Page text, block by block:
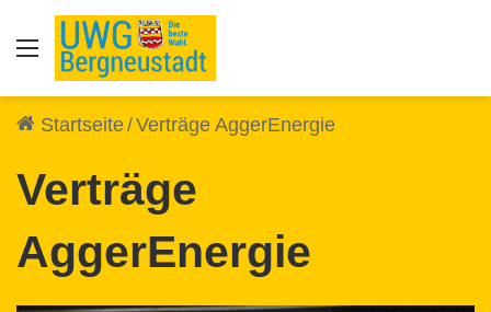
Auswahl
Startseite/Verträge AggerEnergie
Verträge
AggerEnergie